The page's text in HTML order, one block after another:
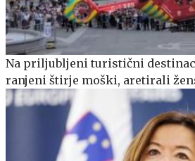
Na priljubljeni turistični
ranjeni štirje moški, aretirali